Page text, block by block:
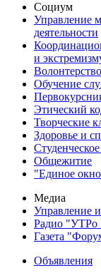
Социум
Управление
деятельности
и
Волонтерство
Обучение
Этический
Творческие
Здоровье и
Общежитие
"Единое
Медиа
Управление
Радио
Газета
Объявления